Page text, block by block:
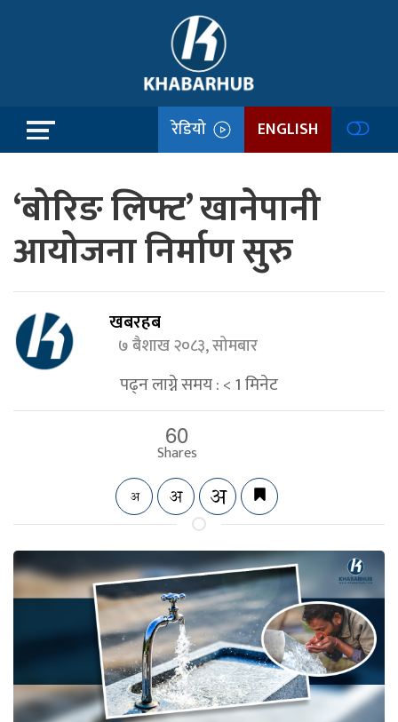
रेडियो ENGLISH
‘बोरिङ लिफ्ट’ खानेपानी
आयोजना निर्माण सुरु
खबरहब
७ बैशाख २०८३, सोमबार
पढ्न लाग्ने समय :< 1मिनेट
60
Shares